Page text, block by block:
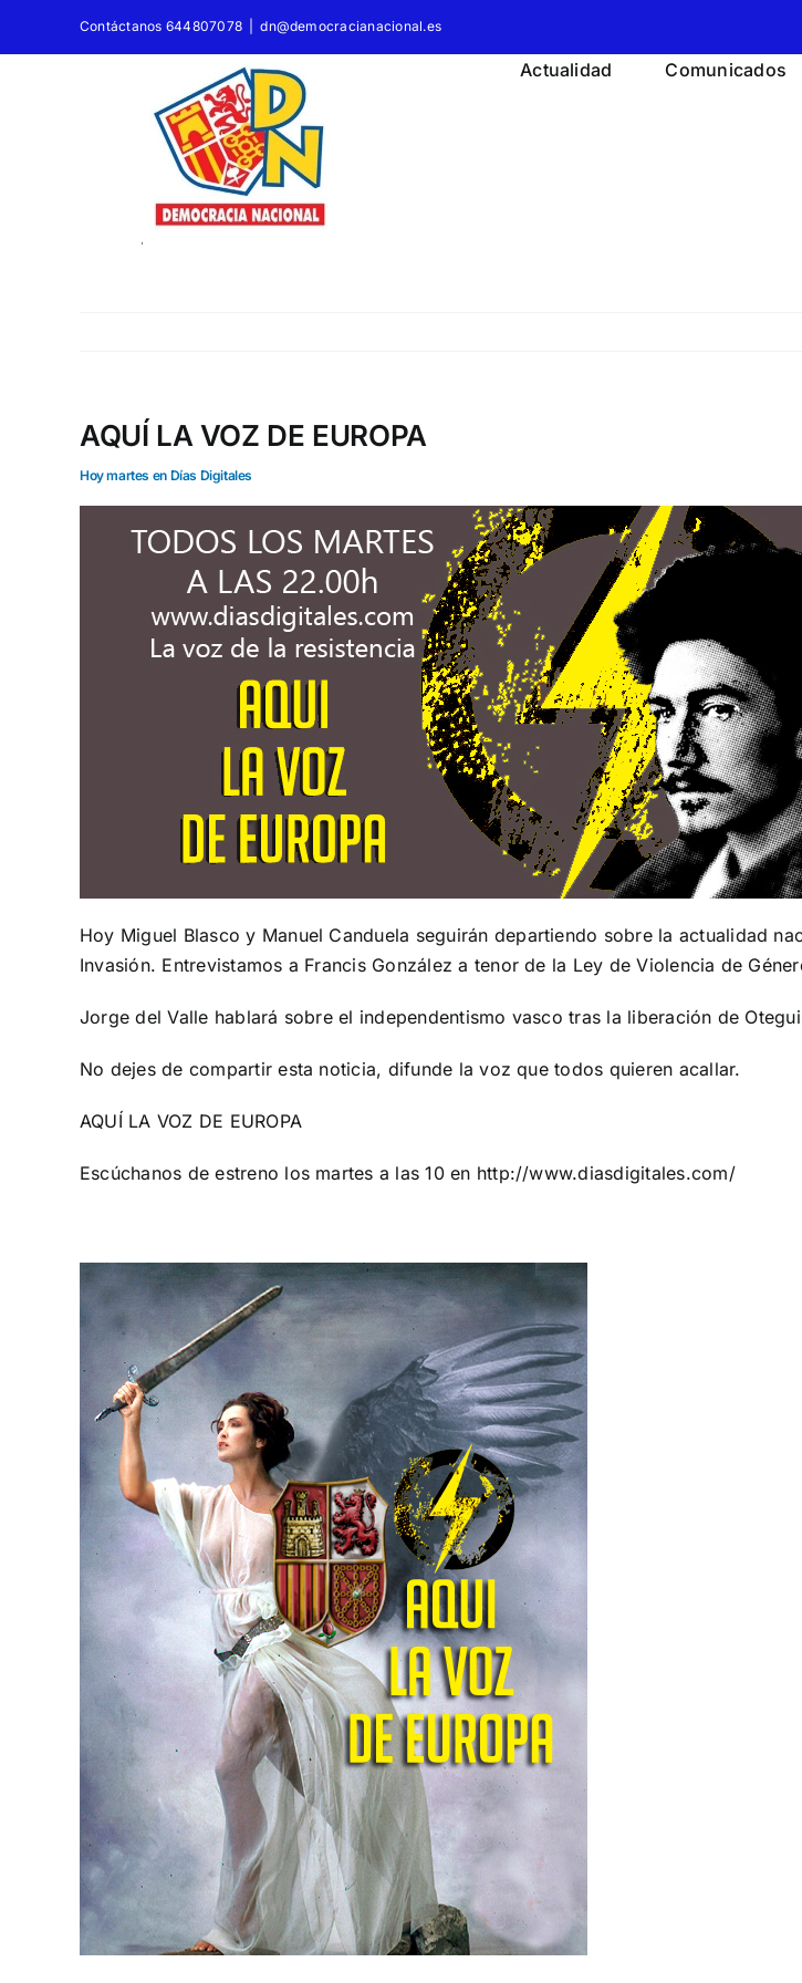
Contáctanos 644807078 dn@democracianacional.es
Actualidad Comunicados
AQUÍ LA VOZ DE EUROPA
Hoy martes en Días Digitales
Hoy Miguel Blasco y Manuel Canduela seguirán departiendo sobre la actualidad
Invasión. Entrevistamos a Francis González a tenor de la Ley de Violencia de
Jorge del Valle hablará sobre el independentismo vasco tras la liberación de
No dejes de compartir esta noticia, difunde la voz que todos quieren acallar.
AQUÍ LA VOZ DE EUROPA
Escúchanos de estreno los martes a las 10 en http://www.diasdigitales.com/